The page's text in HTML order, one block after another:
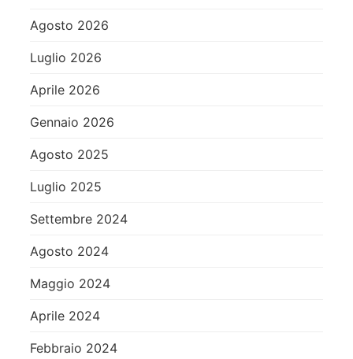
Agosto 2026
Luglio 2026
Aprile 2026
Gennaio 2026
Agosto 2025
Luglio 2025
Settembre 2024
Agosto 2024
Maggio 2024
Aprile 2024
Febbraio 2024